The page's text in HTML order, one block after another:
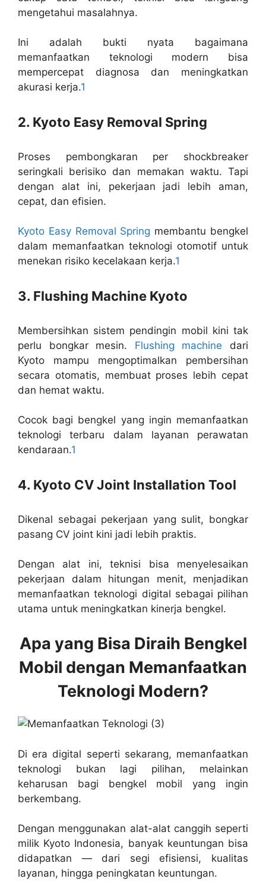
mengetahui masalahnya.
Ini adalah bukti nyata bagaimana
memanfaatkan teknologi modern bisa
mempercepat diagnosa dan meningkatkan
akurasi kerja.1
2. Kyoto Easy Removal Spring
Proses pembongkaran per shockbreaker
seringkali berisiko dan memakan waktu. Tapi
dengan alat ini, pekerjaan jadi lebih aman,
cepat, dan efisien.
Kyoto Easy Removal Spring membantu bengkel
dalam memanfaatkan teknologi otomotif untuk
menekan risiko kecelakaan kerja.1
3. Flushing Machine Kyoto
Membersihkan sistem pendingin mobil kini tak
perlu bongkar mesin. Flushing machine dari
Kyoto mampu mengoptimalkan pembersihan
secara otomatis, membuat proses lebih cepat
dan hemat waktu.
Cocok bagi bengkel yang ingin memanfaatkan
teknologi terbaru dalam layanan perawatan
kendaraan.1
4. Kyoto CV Joint Installation Tool
Dikenal sebagai pekerjaan yang sulit, bongkar
pasang CV joint kini jadi lebih praktis.
Dengan alat ini, teknisi bisa menyelesaikan
pekerjaan dalam hitungan menit, menjadikan
memanfaatkan teknologi digital sebagai pilihan
utama untuk meningkatkan kinerja bengkel.
Apa yang Bisa Diraih Bengkel
Mobil dengan Memanfaatkan
Teknologi Modern?
Di era digital seperti sekarang, memanfaatkan
teknologi bukan lagi pilihan, melainkan
keharusan bagi bengkel mobil yang ingin
berkembang.
Dengan menggunakan alat-alat canggih seperti
milik Kyoto Indonesia, banyak keuntungan bisa
didapatkan — dari segi efisiensi, kualitas
layanan, hingga peningkatan keuntungan.